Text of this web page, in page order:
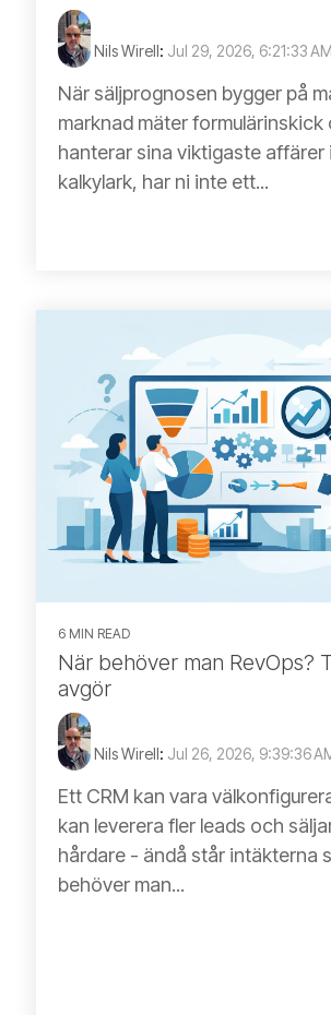
Nils Wirell: Jul 29, 2026, 6:21:33 AM
När säljprognosen bygger på
marknad mäter formulärinskick
hanterar sina viktigaste affärer
kalkylark, har ni inte ett...
6 MIN READ
När behöver man RevOps?
avgör
Nils Wirell: Jul 26, 2026, 9:39:36
Ett CRM kan vara
kan leverera fler leads och
hårdare - ändå står intäkterna
behöver man...